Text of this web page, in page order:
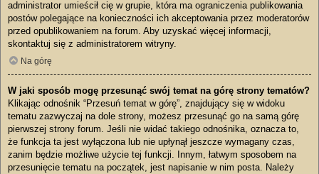
administrator umieścił cię w grupie, która ma ograniczenia publikowania
postów polegające na konieczności ich akceptowania przez moderatorów
przed opublikowaniem na forum. Aby uzyskać więcej informacji,
skontaktuj się z administratorem witryny.
Na górę
W jaki sposób mogę przesunąć swój temat na górę strony tematów?
Klikając odnośnik “Przesuń temat w górę”, znajdujący się w widoku
tematu zazwyczaj na dole strony, możesz przesunąć go na samą górę
pierwszej strony forum. Jeśli nie widać takiego odnośnika, oznacza to,
że funkcja ta jest wyłączona lub nie upłynął jeszcze wymagany czas,
zanim będzie możliwe użycie tej funkcji. Innym, łatwym sposobem na
przesunięcie tematu na początek, jest napisanie w nim posta. Należy